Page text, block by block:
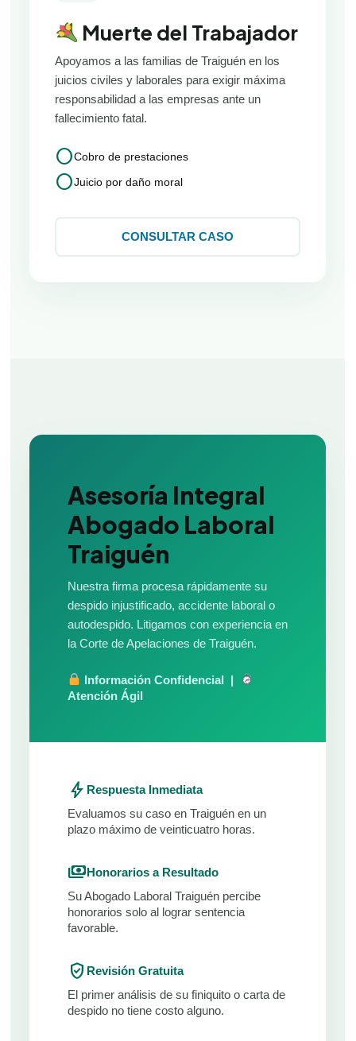
Muerte del Trabajador
Apoyamos a las familias de Traiguén en los
juicios civiles y laborales para exigir máxima
responsabilidad a las empresas ante un
fallecimiento fatal.
circleCobro de prestaciones
circleJuicio por daño moral
CONSULTAR CASO
Asesoría Integral
Abogado Laboral
Traiguén
Nuestra firma procesa rápidamente su
despido injustificado, accidente laboral o
autodespido. Litigamos con experiencia en
la Corte de Apelaciones de Traiguén.
Información Confidencial |
Atención Ágil
bolt Respuesta Inmediata
Evaluamos su caso en Traiguén en un
plazo máximo de veinticuatro horas.
paymentsHonorarios a Resultado
Su Abogado Laboral Traiguén percibe
honorarios solo al lograr sentencia
favorable.
verified_user Revisión Gratuita
El primer análisis de su finiquito o carta de
despido no tiene costo alguno.